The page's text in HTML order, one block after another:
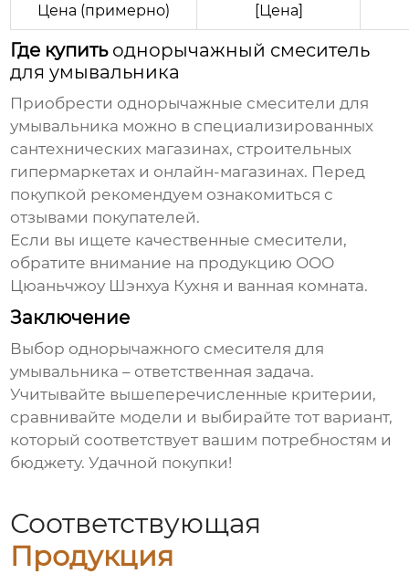
Цена (примерно) [Цена]
Где купить однорычажный смеситель
для умывальника
Приобрести однорычажные смесители для
умывальника можно в специализированных
сантехнических магазинах, строительных
гипермаркетах и онлайн-магазинах. Перед
покупкой рекомендуем ознакомиться с
отзывами покупателей.
Если вы ищете качественные смесители,
обратите внимание на продукцию ООО
Цюаньчжоу Шэнхуа Кухня и ванная комната.
Заключение
Выбор однорычажного смесителя для
умывальника – ответственная задача.
Учитывайте вышеперечисленные критерии,
сравнивайте модели и выбирайте тот вариант,
который соответствует вашим потребностям и
бюджету. Удачной покупки!
Соответствующая
Продукция